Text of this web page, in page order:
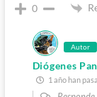
0
Autor
Diógenes
1 año han